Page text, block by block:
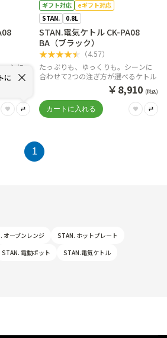
ーンに
ケトル
に
ギフト対応
eギフト対応
STAN.
0.8L
STAN.電気ケトル CK-PA08
BA（ブラック）
★★★★★ （4.57）
たっぷりも、ゆっくりも。シーンに
合わせて2つの注ぎ方が選べるケトル
￥8,910 (税込)
1
オーブンレンジ
STAN. ホットプレート
STAN. 電動ポット
STAN.電気ケトル